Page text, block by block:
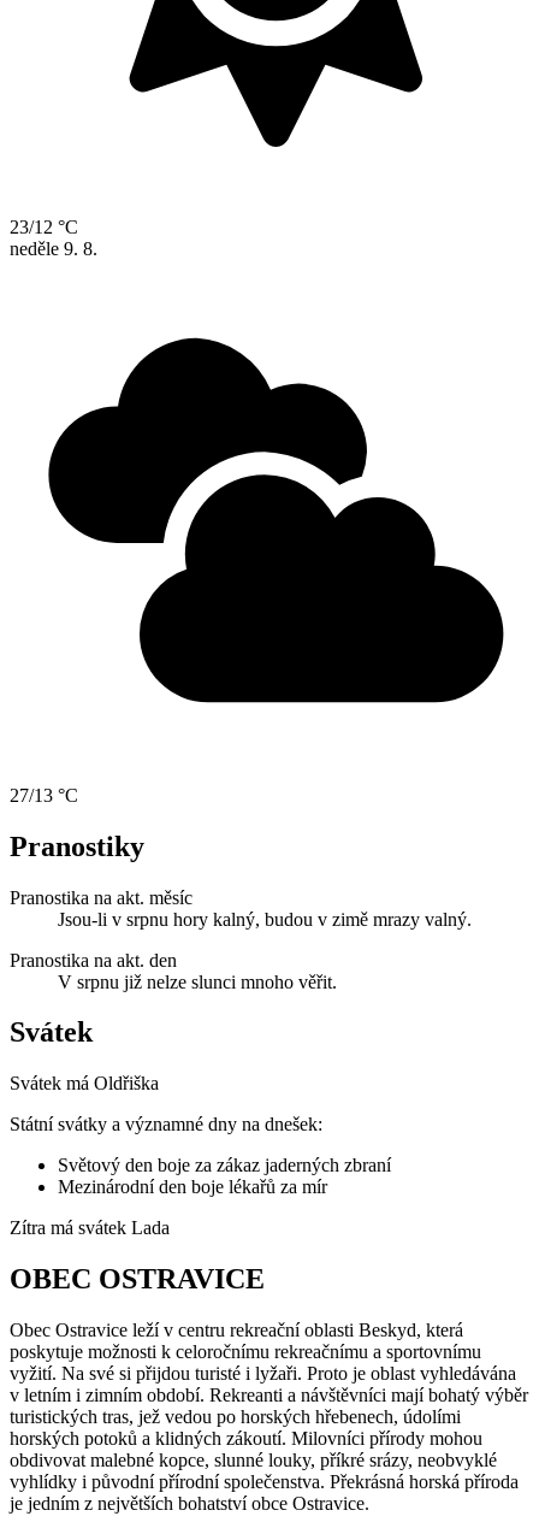
23/12 °C
neděle 9. 8.
27/13 °C
Pranostiky
Pranostika na akt. měsíc
Jsou-li v srpnu hory kalný, budou v zimě mrazy valný.
Pranostika na akt. den
V srpnu již nelze slunci mnoho věřit.
Svátek
Svátek má Oldřiška
Státní svátky a významné dny na dnešek:
Světový den boje za zákaz jaderných zbraní
Mezinárodní den boje lékařů za mír
Zítra má svátek Lada
OBEC OSTRAVICE
Obec Ostravice leží v centru rekreační oblasti Beskyd, která
poskytuje možnosti k celoročnímu rekreačnímu a sportovnímu
vyžití. Na své si přijdou turisté i lyžaři. Proto je oblast vyhledávána
v letním i zimním období. Rekreanti a návštěvníci mají bohatý výběr
turistických tras, jež vedou po horských hřebenech, údolími
horských potoků a klidných zákoutí. Milovníci přírody mohou
obdivovat malebné kopce, slunné louky, příkré srázy, neobvyklé
vyhlídky i původní přírodní společenstva. Překrásná horská příroda
je jedním z největších bohatství obce Ostravice.